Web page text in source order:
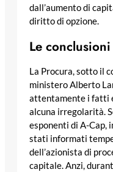
dall’aumento di
diritto di opzione.
Le conclusioni
La Procura, sotto il
ministero Alberto
attentamente i fatti
alcuna irregolarità.
esponenti di A-Cap,
stati informati
dell’azionista di
capitale. Anzi,